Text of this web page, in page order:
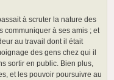
à scruter la nature des
communiquer à ses amis ; et
au travail dont il était
des gens chez qui il
sortir en public. Bien plus,
et les pouvoir poursuivre au